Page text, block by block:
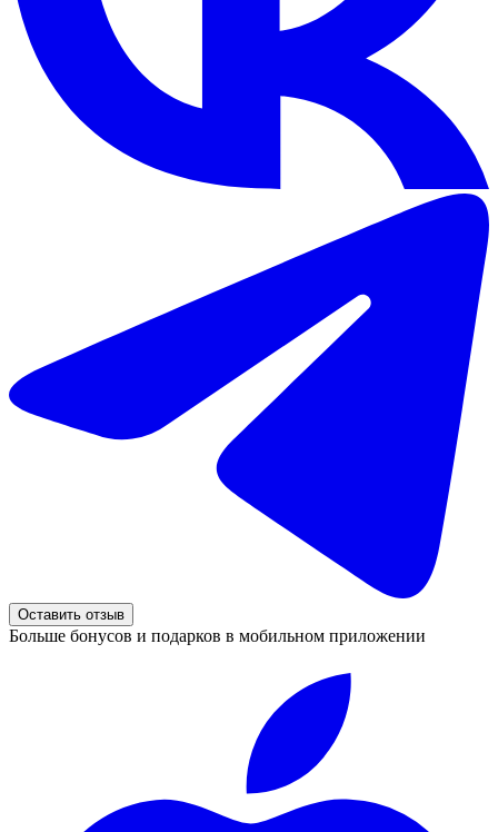
Оставить отзыв
Больше бонусов и подарков в мобильном приложении